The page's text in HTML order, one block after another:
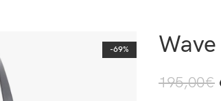
-69%
195,00€